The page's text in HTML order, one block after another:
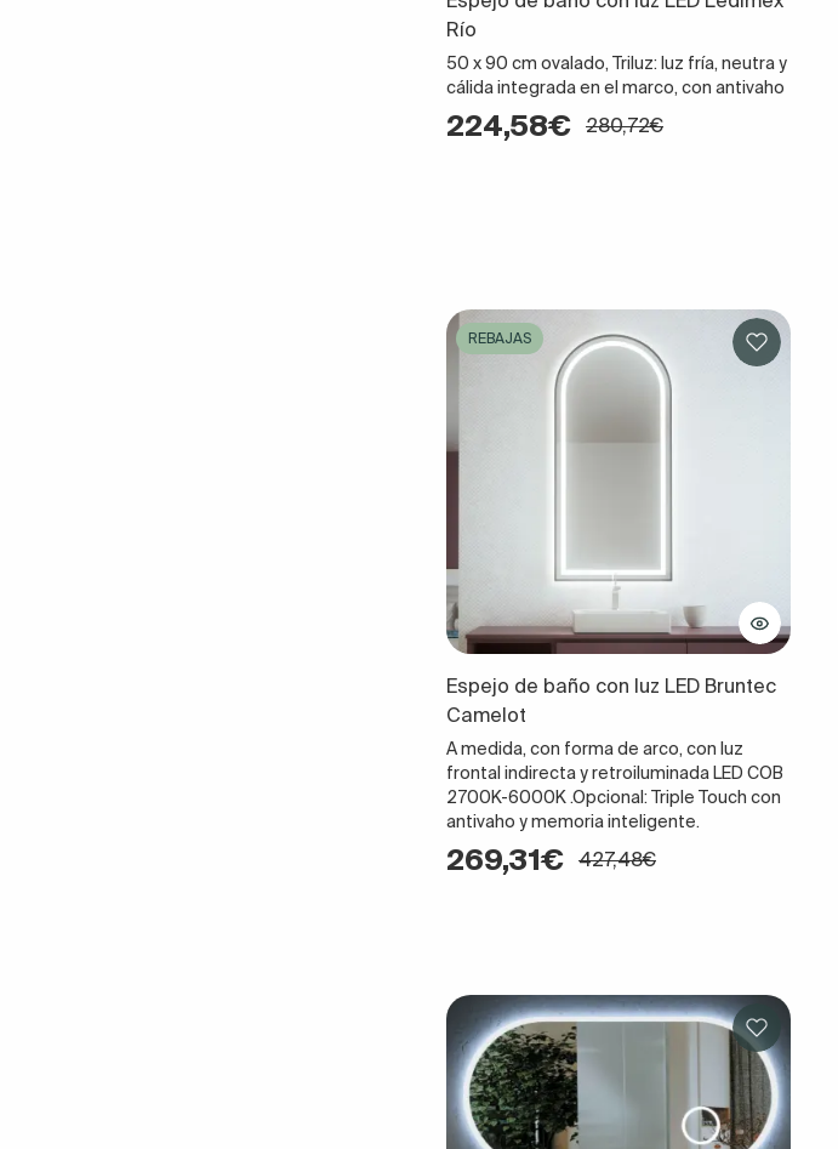
Río
50 x 90 cm ovalado, Triluz: luz fría, neutra y
cálida integrada en el marco, con antivaho
224,58€ 280,72€
REBAJAS
Espejo de baño con luz LED Bruntec
Camelot
A medida, con forma de arco, con luz
frontal indirecta y retroiluminada LED COB
2700K-6000K .Opcional: Triple Touch con
antivaho y memoria inteligente.
269,31€ 427,48€